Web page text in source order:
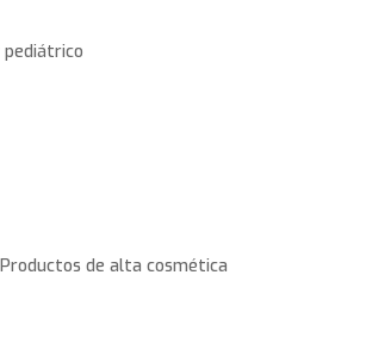
de alta cosmética